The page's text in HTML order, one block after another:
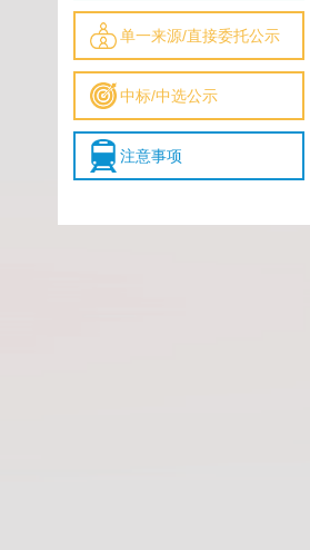
单一来源/直接委托公示
中标/中选公示
注意事项